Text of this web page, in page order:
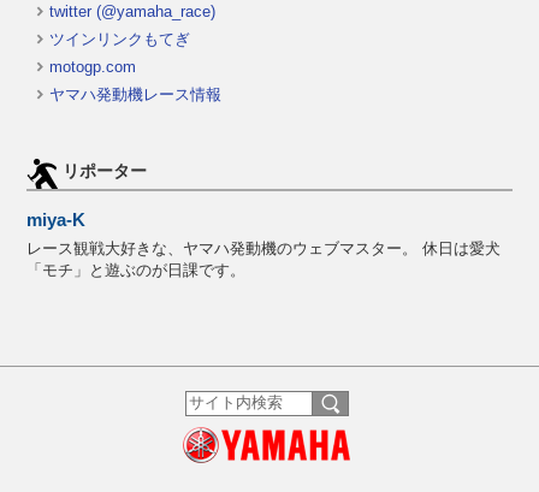
twitter (@yamaha_race)
ツインリンクもてぎ
motogp.com
ヤマハ発動機レース情報
リポーター
miya-K
レース観戦大好きな、ヤマハ発動機のウェブマスター。 休日は愛犬
「モチ」と遊ぶのが日課です。